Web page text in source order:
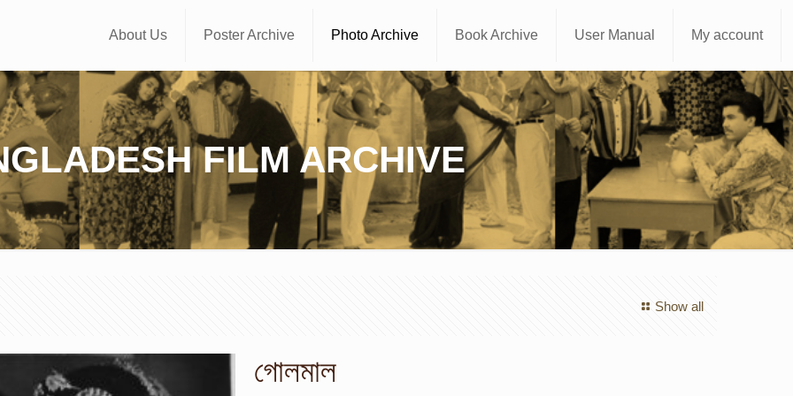
About Us Poster Archive Photo Archive Book Archive User Manual My account
FILM ARCHIVE
Show all
গোলমাল